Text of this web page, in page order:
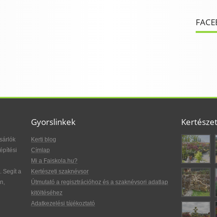
Segít a
Gyorslinkek
Kerti blog
Címlap
Mi a Faiskola.hu?
Kertészeti szaknévsor
Útmutató a regisztrációhoz és a szaknévsori adatlap
kitöltéséhez
Adatkezelési tájékoztató